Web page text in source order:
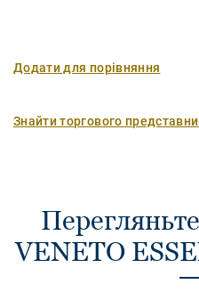
Додати для порівняння
Знайти торгового
VENETO